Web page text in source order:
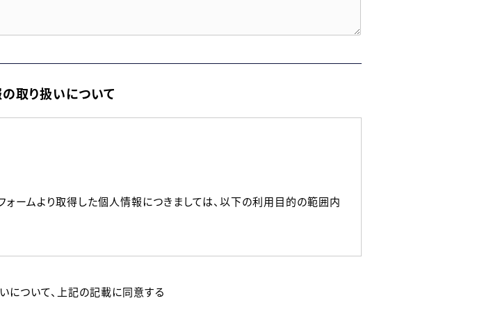
取り扱いについて
ームより取得した個人情報につきましては、以下の利用目的の範囲内
用いたします。
について、 上記の記載に同意する